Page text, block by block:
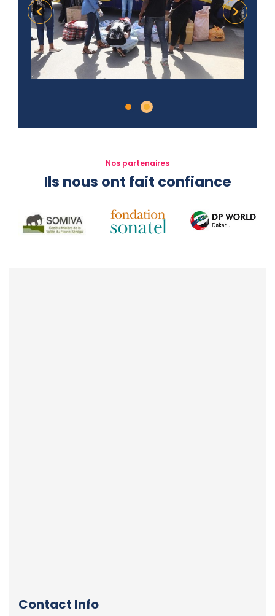
Nos partenaires
Ils nous ont fait confiance
Contact Info